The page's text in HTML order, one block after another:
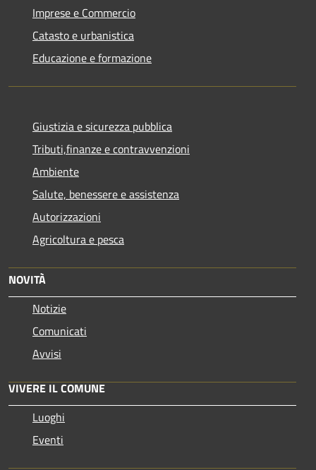
Imprese e Commercio
Catasto e urbanistica
Educazione e formazione
Giustizia e sicurezza pubblica
Tributi,finanze e contravvenzioni
Ambiente
Salute, benessere e assistenza
Autorizzazioni
Agricoltura e pesca
NOVITÀ
Notizie
Comunicati
Avvisi
VIVERE IL COMUNE
Luoghi
Eventi